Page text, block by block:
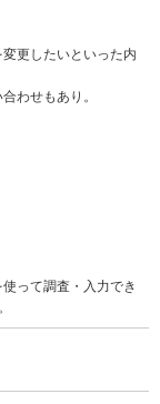
更したいといった内
わせもあり。
って調査・入力でき